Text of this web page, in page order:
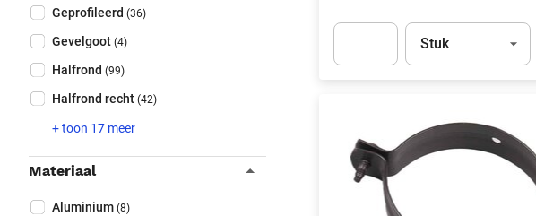
Geprofileerd (36)
Gevelgoot (4)
Halfrond (99)
Halfrond recht (42)
+ toon 17 meer
Materiaal
Materiaal (Optioneel)
Aluminium (8)
Eenheid
Stuk